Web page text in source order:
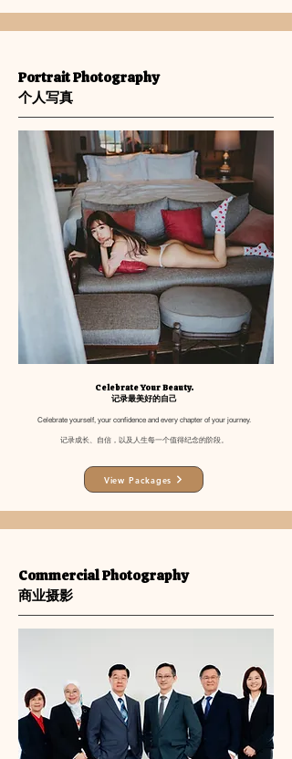
Portrait Photography
个人写真
Celebrate Your Beauty.
记录最美好的自己
Celebrate yourself, your confidence and every chapter of your journey.
记录成长、自信，以及人生每一个值得纪念的阶段。
View Packages
Commercial Photography
商业摄影